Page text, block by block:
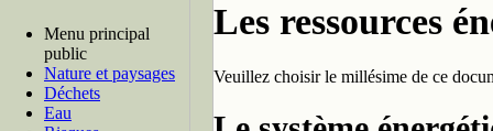
Menu principal
public
Nature et paysages
Déchets
Eau
Les ressources
Veuillez choisir le millésime de ce